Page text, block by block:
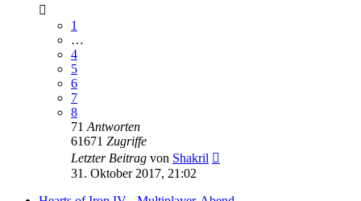
1
…
4
5
6
7
8
71 Antworten
61671 Zugriffe
Letzter Beitrag von Shakril
31. Oktober 2017, 21:02